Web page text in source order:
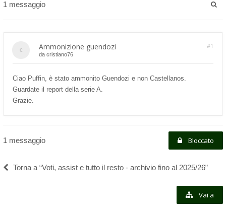
1 messaggio
Ammonizione guendozi #1
da cristiano76
Ciao Puffin, è stato ammonito Guendozi e non Castellanos.
Guardate il report della serie A.
Grazie.
1 messaggio Bloccato
Torna a “Voti, assist e tutto il resto - archivio fino al 2025/26”
Vai a